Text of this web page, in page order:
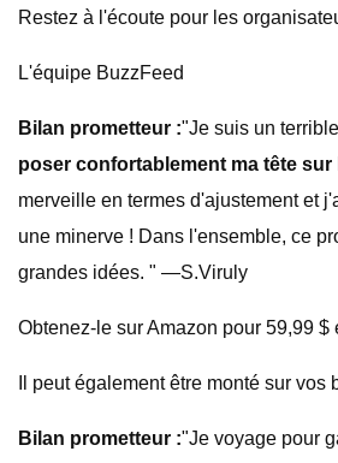
Restez à l'écoute pour les
L'équipe BuzzFeed
Bilan prometteur :"Je suis un
poser confortablement ma tête
merveille en termes d'ajustement et
une minerve ! Dans l'ensemble, ce
grandes idées. " —S.Viruly
Obtenez-le sur Amazon pour 59,99
Il peut également être monté sur
Bilan prometteur :"Je voyage pour